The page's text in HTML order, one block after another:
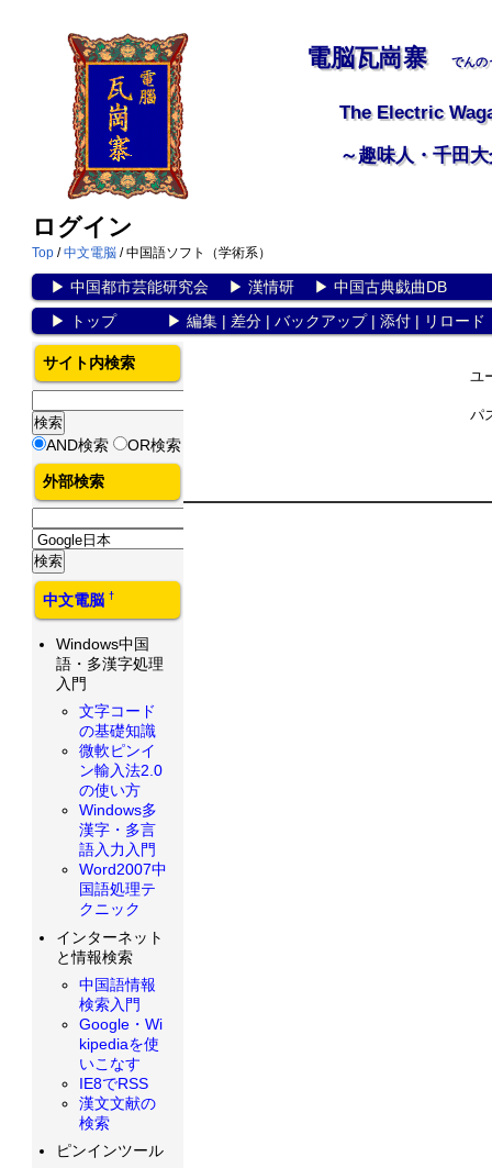
電脳瓦崗寨 でんの
The Electric
～趣味人・千田
ログイン
Top /中文電脳 / 中国語ソフト（学術系）
▶ 中国都市芸能研究会▶ 漢情研▶ 中国古典戯曲DB
▶
トップ▶ 編集| 差分| バックアップ| 添付| リロード
ユ
パ
サイト内検索
AND検索 OR検索
外部検索
中文電脳 †
Windows中国
語・多漢字処理
入門
文字コード
の基礎知識
微軟ピンイ
ン輸入法2.0
の使い方
Windows多
漢字・多言
語入力入門
Word2007中
国語処理テ
クニック
インターネット
と情報検索
中国語情報
検索入門
Google・Wi
kipediaを使
いこなす
IE8でRSS
漢文文献の
検索
ピンインツール